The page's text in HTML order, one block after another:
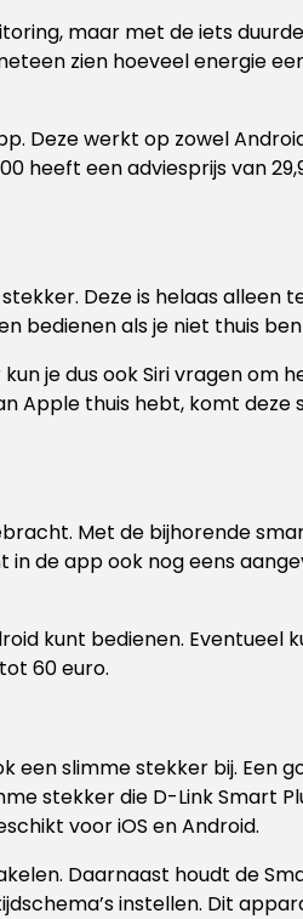
maar met de iets
zien hoeveel energie
Deze werkt op zowel Android
heeft een adviesprijs van
Deze is helaas alleen
bedienen als je niet thuis
je dus ook Siri vragen om
Apple thuis hebt, komt deze
Met de bijhorende
de app ook nog eens
kunt bedienen. Eventueel
60 euro.
slimme stekker bij. Een
stekker die D-Link Smart
voor iOS en Android.
Daarnaast houdt de
instellen. Dit